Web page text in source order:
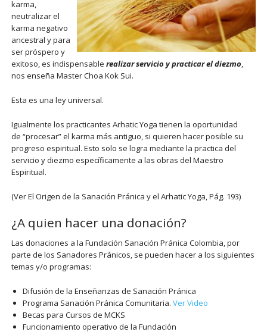
karma,
neutralizar el
karma negativo
ancestral y para
ser próspero y
exitoso, es indispensable realizar servicio y practicar el diezmo,
nos enseña Master Choa Kok Sui.
Esta es una ley universal.
Igualmente los practicantes Arhatic Yoga tienen la oportunidad
de “procesar” el karma más antiguo, si quieren hacer posible su
progreso espiritual. Esto solo se logra mediante la practica del
servicio y diezmo específicamente a las obras del Maestro
Espiritual.
(Ver El Origen de la Sanación Pránica y el Arhatic Yoga, Pág. 193)
¿A quien hacer una donación?
Las donaciones a la Fundación Sanación Pránica Colombia, por
parte de los Sanadores Pránicos, se pueden hacer a los siguientes
temas y/o programas:
Difusión de la Enseñanzas de Sanación Pránica
Programa Sanación Pránica Comunitaria. Ver Video
Becas para Cursos de MCKS
Funcionamiento operativo de la Fundación